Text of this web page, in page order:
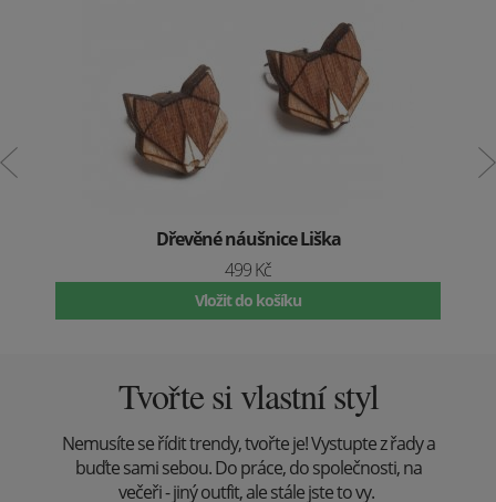
Dřevěné náušnice Liška
499 Kč
Vložit do košíku
Tvořte si vlastní styl
Nemusíte se řídit trendy, tvořte je! Vystupte z řady a
buďte sami sebou. Do práce, do společnosti, na
večeři - jiný outfit, ale stále jste to vy.